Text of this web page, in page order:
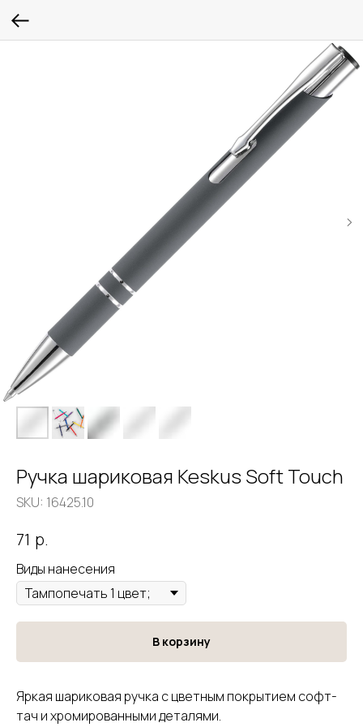
Ручка шариковая Keskus Soft Touch
SKU: 16425.10
71 р.
Виды нанесения
В корзину
Яркая шариковая ручка с цветным покрытием софт-
тач и хромированными деталями.